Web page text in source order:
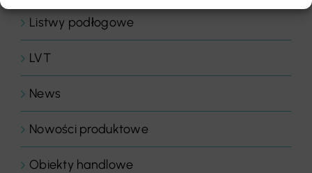
Listwy podłogowe
LVT
News
Nowości produktowe
Obiekty handlowe